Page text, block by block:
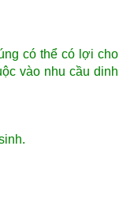
có thể có lợi cho
vào nhu cầu dinh